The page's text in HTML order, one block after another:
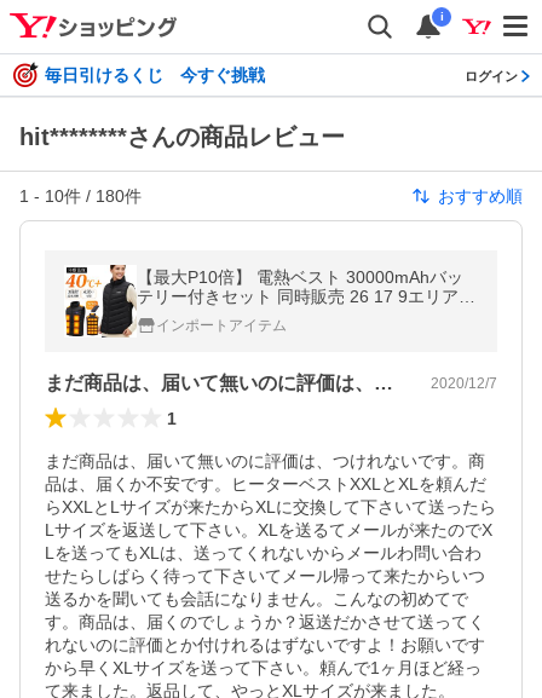
i
毎日引けるくじ 今すぐ挑戦 ログイン
hit********さんの商品レビュー
1 - 10件 / 180件 おすすめ順
【最大P10倍】 電熱ベスト 30000mAhバッ
テリー付きセット 同時販売 26 17 9エリア
ヒーターベスト メンズ レディース USB 3段
階 アウトドア
インポートアイテム
まだ商品は、届いて無いのに評価は、つけ… 2020/12/7
1
まだ商品は、届いて無いのに評価は、つけれないです。商
品は、届くか不安です。ヒーターベストXXLとXLを頼んだ
らXXLとLサイズが来たからXLに交換して下さいて送ったら
Lサイズを返送して下さい。XLを送るてメールが来たのでX
Lを送ってもXLは、送ってくれないからメールわ問い合わ
せたらしばらく待って下さいてメール帰って来たからいつ
送るかを聞いても会話になりません。こんなの初めてで
す。商品は、届くのでしょうか？返送だかさせて送ってく
れないのに評価とか付けれるはずないですよ！お願いです
から早くXLサイズを送って下さい。頼んで1ヶ月ほど経っ
て来ました。返品して、やっとXLサイズが来ました。